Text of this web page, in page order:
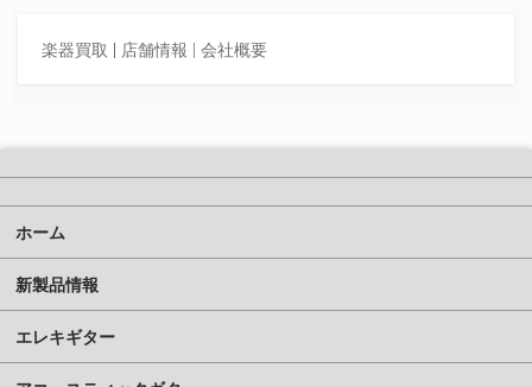
楽器買取 | 店舗情報 | 会社概要
ホーム
新製品情報
エレキギター